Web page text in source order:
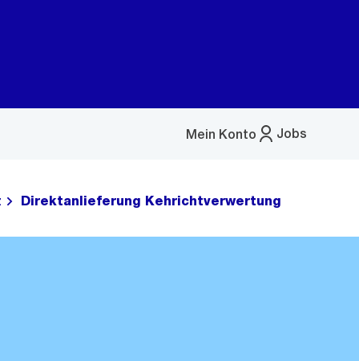
Jobs
Mein Konto
Menü
Direktanlieferung Kehrichtverwertung